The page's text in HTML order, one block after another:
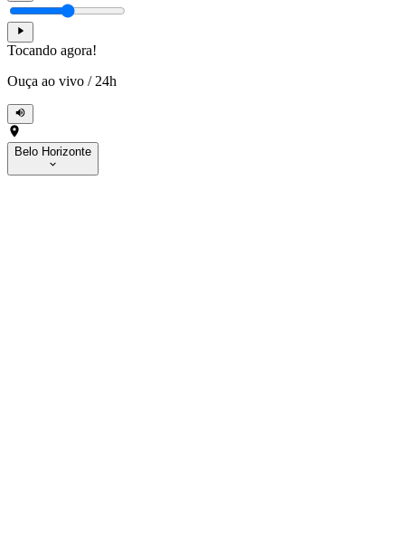
Tocando agora!
Ouça ao vivo / 24h
Belo Horizonte